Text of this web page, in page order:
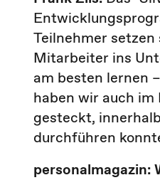
Teilnehmer
Mitarbeiter ins
am besten lernen
haben wir auch
gesteckt,
durchführen
personalmagazin: